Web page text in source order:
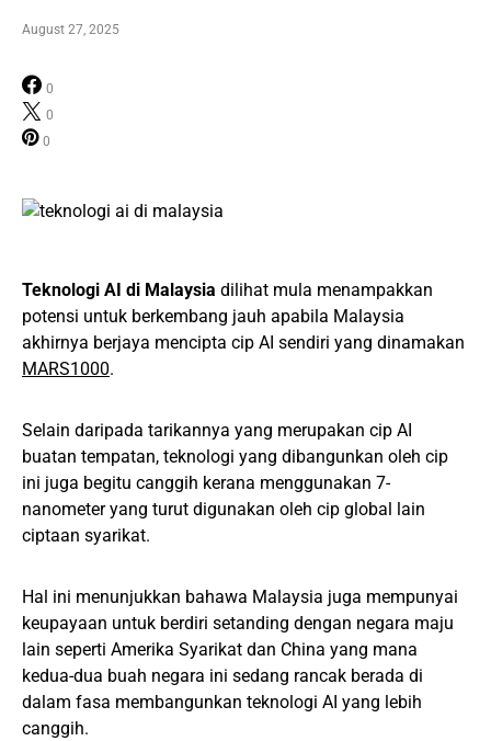
August 27, 2025
0
0
0
Teknologi AI di Malaysia dilihat mula menampakkan
potensi untuk berkembang jauh apabila Malaysia
akhirnya berjaya mencipta cip AI sendiri yang dinamakan
MARS1000.
Selain daripada tarikannya yang merupakan cip AI
buatan tempatan, teknologi yang dibangunkan oleh cip
ini juga begitu canggih kerana menggunakan 7-
nanometer yang turut digunakan oleh cip global lain
ciptaan syarikat.
Hal ini menunjukkan bahawa Malaysia juga mempunyai
keupayaan untuk berdiri setanding dengan negara maju
lain seperti Amerika Syarikat dan China yang mana
kedua-dua buah negara ini sedang rancak berada di
dalam fasa membangunkan teknologi AI yang lebih
canggih.